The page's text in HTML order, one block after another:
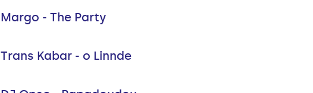
Margo - The Party
Trans Kabar - o Linnde